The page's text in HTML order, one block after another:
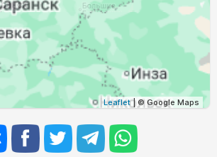
Leaflet| © Google Maps